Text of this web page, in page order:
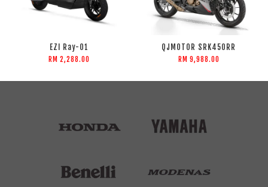
EZI Ray-01
RM 2,288.00
QJMOTOR SRK450RR
RM 9,988.00